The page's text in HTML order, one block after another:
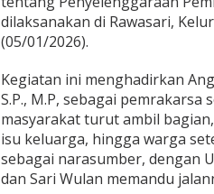
P
e
K
e
t
a
h
a
n
dilaksanakan di Rawasari,
(05/01/2026).
Kegiatan ini menghadirkan
S.P., M.P, sebagai pemrakarsa
masyarakat turut ambil
isu keluarga, hingga warga
sebagai narasumber, dengan
dan Sari Wulan memandu